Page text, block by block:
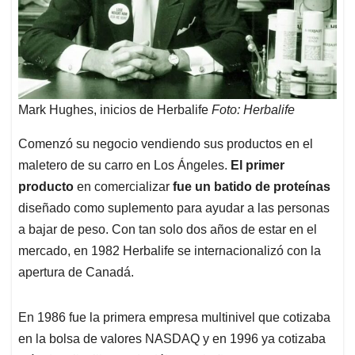
Mark Hughes, inicios de Herbalife Foto: Herbalife
Comenzó su negocio vendiendo sus productos en el
maletero de su carro en Los Ángeles. El primer
producto en comercializar fue un batido de proteínas
diseñado como suplemento para ayudar a las personas
a bajar de peso. Con tan solo dos años de estar en el
mercado, en 1982 Herbalife se internacionalizó con la
apertura de Canadá.
En 1986 fue la primera empresa multinivel que cotizaba
en la bolsa de valores NASDAQ y en 1996 ya cotizaba